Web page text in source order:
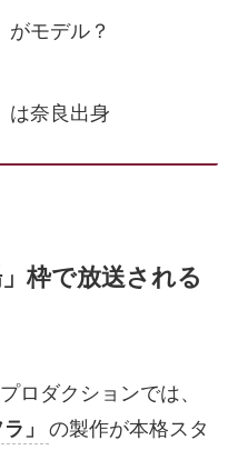
がモデル？
は奈良出身
枠で放送される
ロダクションでは、
」
の製作が本格スタ